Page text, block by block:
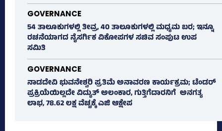
GOVERNANCE
54 ತಾಲೂಕುಗಳಲ್ಲಿ ತೀವ್ರ, 40 ತಾಲೂಕುಗಳಲ್ಲಿ ಮಧ್ಯಮ ಬರ; ಇನ್ನೂ
ರಚನೆಯಾಗದ ನೈಸರ್ಗಿಕ ವಿಕೋಪಗಳ ಸಚಿವ ಸಂಪುಟ ಉಪ
ಸಮಿತಿ
GOVERNANCE
ನಾಡದೇವಿ ಭುವನೇಶ್ವರಿ ಪ್ರತಿಮೆ ಅನಾವರಣ ಕಾರ್ಯಕ್ರಮ; ಟೆಂಡರ್
ಪ್ರಕ್ರಿಯೆಯಿಲ್ಲದೇ ವಿದ್ಯುತ್‌ ಅಲಂಕಾರ, ಗುತ್ತಿಗೆದಾರನಿಗೆ ಅನಗತ್ಯ
ಲಾಭ, 78.62 ಲಕ್ಷ ವೆಚ್ಚಕ್ಕೆ ಎಜಿ ಆಕ್ಷೇಪ